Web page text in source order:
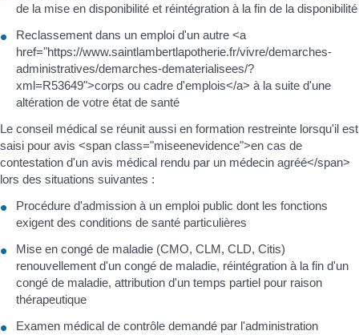
de la mise en disponibilité et réintégration à la fin de la disponibilité
Reclassement dans un emploi d'un autre <a
href="https://www.saintlambertlapotherie.fr/vivre/demarches-
administratives/demarches-dematerialisees/?
xml=R53649">corps ou cadre d'emplois</a> à la suite d'une
altération de votre état de santé
Le conseil médical se réunit aussi en formation restreinte lorsqu'il est
saisi pour avis <span class="miseenevidence">en cas de
contestation d'un avis médical rendu par un médecin agréé</span>
lors des situations suivantes :
Procédure d'admission à un emploi public dont les fonctions
exigent des conditions de santé particulières
Mise en congé de maladie (CMO, CLM, CLD, Citis)
renouvellement d'un congé de maladie, réintégration à la fin d'un
congé de maladie, attribution d'un temps partiel pour raison
thérapeutique
Examen médical de contrôle demandé par l'administration